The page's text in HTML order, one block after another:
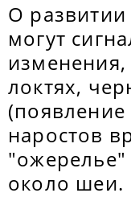
О развитии
могут
локтях,
наростов
"ожерелье"
около шеи.